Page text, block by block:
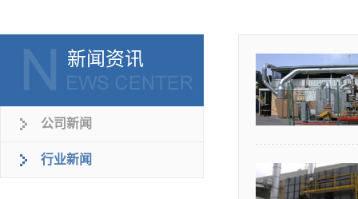
新闻资讯
公司新闻
行业新闻